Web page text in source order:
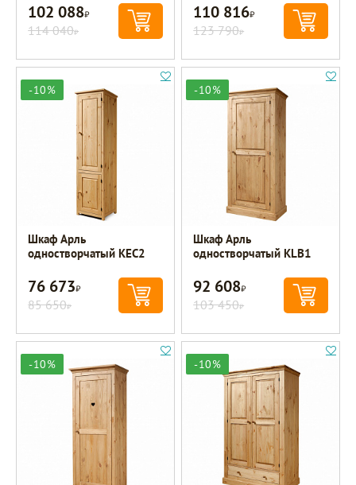
102 088Р
114 040Р
110 816Р
123 790Р
-10%
Шкаф Арль
одностворчатый KEC2
76 673Р
85 650Р
-10%
Шкаф Арль
одностворчатый KLB1
92 608Р
103 450Р
-10% -10%